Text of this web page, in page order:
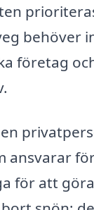
behöver
företag
ansvarar
för att